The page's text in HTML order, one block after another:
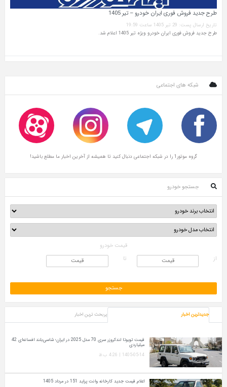
طرح جدید فروش فوری ایران خودرو – تیر 1405
تاریخ ارسال پست: 29 تیر 1405 ساعت 19:59
طرح جدید فروش فوری ایران خودرو ویژه تیر 1405 اعلام شد.
شبکه های اجتماعی
گروه موتور1 را در شبکه اجتماعی دنبال کنید تا همیشه از آخرین اخبار ما مطلع باشید!
جستجو خودرو
قیمت خودرو
از
تا
جدیدترین اخبار پربحث ترین اخبار
قیمت تویوتا لندکروزر سری 70 مدل 2025 در ایران؛ شاسی‌بلند افسانه‌ای 42
میلیاردی
1405-05-14 | 4:26 ب.ظ
اعلام قیمت جدید کارخانه وانت پراید 151 در مرداد 1405